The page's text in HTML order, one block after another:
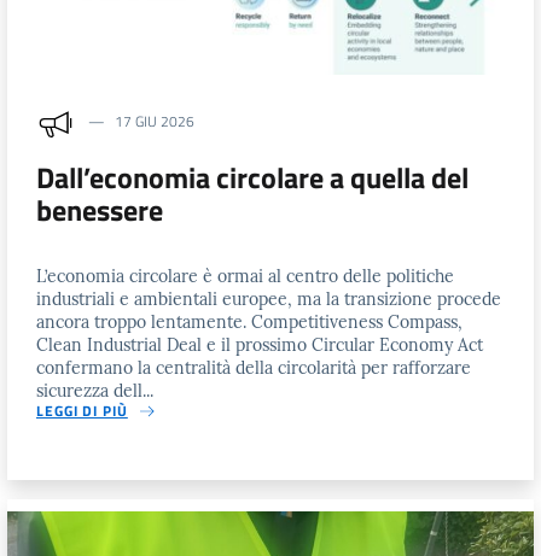
17 GIU 2026
Dall’economia circolare a quella del
benessere
L’economia circolare è ormai al centro delle politiche
industriali e ambientali europee, ma la transizione procede
ancora troppo lentamente. Competitiveness Compass,
Clean Industrial Deal e il prossimo Circular Economy Act
confermano la centralità della circolarità per rafforzare
sicurezza dell...
LEGGI DI PIÙ